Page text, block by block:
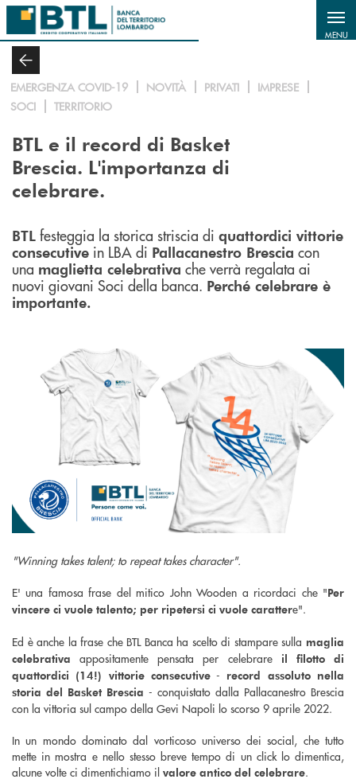
Salta al contenuto principale
MENU
EMERGENZA COVID-19 NOVITÀ PRIVATI
IMPRESE
SOCI
TERRITORIO
BTL e il record di Basket
Brescia. L'importanza di
celebrare.
BTL festeggia la storica striscia di quattordici vittorie
consecutive in LBA di Pallacanestro Brescia con
una maglietta celebrativa che verrà regalata ai
nuovi giovani Soci della banca. Perché celebrare è
importante.
"Winning takes talent; to repeat takes character".
E' una famosa frase del mitico John Wooden a ricordaci che "Per
vincere ci vuole talento; per ripetersi ci vuole carattere".
Ed è anche la frase che BTL Banca ha scelto di stampare sulla maglia
celebrativa appositamente pensata per celebrare il filotto di
quattordici (14!) vittorie consecutive- record assoluto nella
storia del Basket Brescia - conquistato dalla Pallacanestro Brescia
con la vittoria sul campo della Gevi Napoli lo scorso 9 aprile 2022.
In un mondo dominato dal vorticoso universo dei social, che tutto
mette in mostra e nello stesso breve tempo di un click lo dimentica,
alcune volte ci dimentichiamo il valore antico del celebrare.